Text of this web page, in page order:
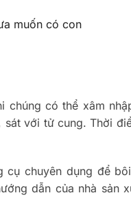
muốn có con
có thể xâm
với tử cung. Thời
chuyên dụng để
dẫn của nhà sản